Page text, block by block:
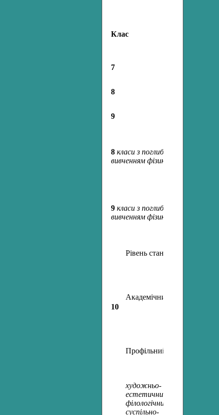
Клас
7
8
9
8 класи з поглибленим
вивченням фізики
9 класи з поглибленим
вивченням фізики
10
Рівень стандарту
Академічний рівень
Профільний рівень
художньо-
естетичний,
філологічний,
суспільно-